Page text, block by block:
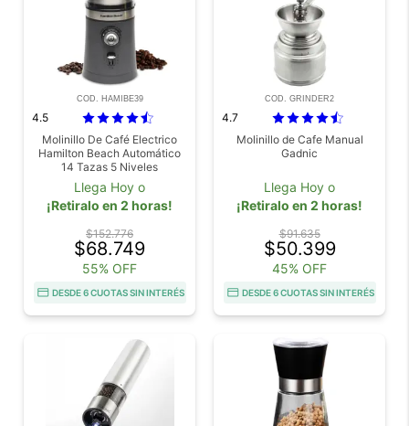
COD. HAMIBE39
4.5
Molinillo De Café Electrico
Hamilton Beach Automático
14 Tazas 5 Niveles
Llega Hoy o
¡Retiralo en 2 horas!
$152.776
$68.749
55% OFF
DESDE 6 CUOTAS SIN INTERÉS
COD. GRINDER2
4.7
Molinillo de Cafe Manual
Gadnic
Llega Hoy o
¡Retiralo en 2 horas!
$91.635
$50.399
45% OFF
DESDE 6 CUOTAS SIN INTERÉS